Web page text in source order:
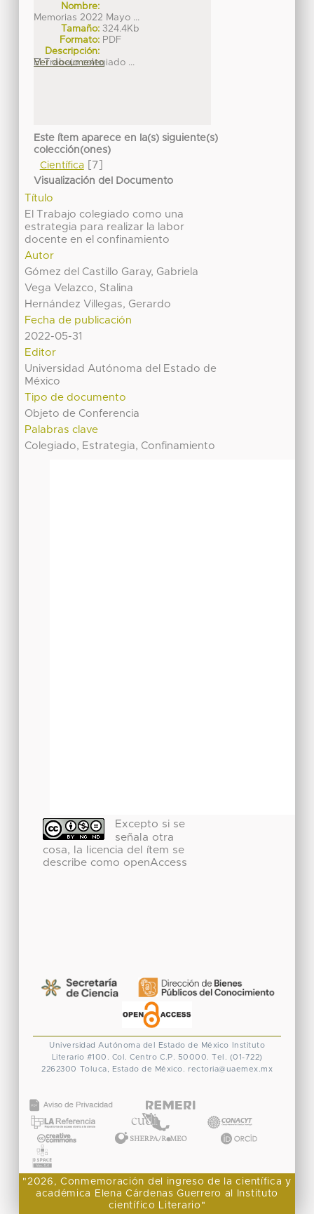
Nombre:
Memorias 2022 Mayo ...
Tamaño: 324.4Kb
Formato: PDF
Descripción:
El Trabajo colegiado ...
Ver documento
Este ítem aparece en la(s) siguiente(s)
colección(ones)
Científica[7]
Visualización del Documento
Título
El Trabajo colegiado como una
estrategia para realizar la labor
docente en el confinamiento
Autor
Gómez del Castillo Garay, Gabriela
Vega Velazco, Stalina
Hernández Villegas, Gerardo
Fecha de publicación
2022-05-31
Editor
Universidad Autónoma del Estado de
México
Tipo de documento
Objeto de Conferencia
Palabras clave
Colegiado, Estrategia, Confinamiento
Excepto si se
señala otra
cosa, la licencia del ítem se
describe como openAccess
Universidad Autónoma del Estado de México
Instituto
Literario #100. Col. Centro C.P. 50000. Tel. (01-722)
2262300 Toluca, Estado de México. rectoria@uaemex.mx
"2026, Conmemoración del ingreso de la científica y
académica Elena Cárdenas Guerrero al Instituto
científico Literario"